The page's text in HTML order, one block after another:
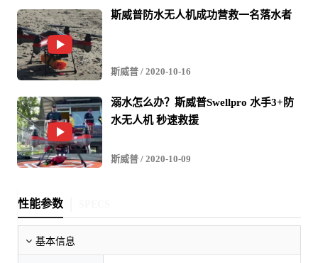
斯威普防水无人机成功营救一名落水者
斯威普 / 2020-10-16
溺水怎么办？斯威普Swellpro 水手3+防
水无人机 秒速救援
斯威普 / 2020-10-09
性能参数
基本信息